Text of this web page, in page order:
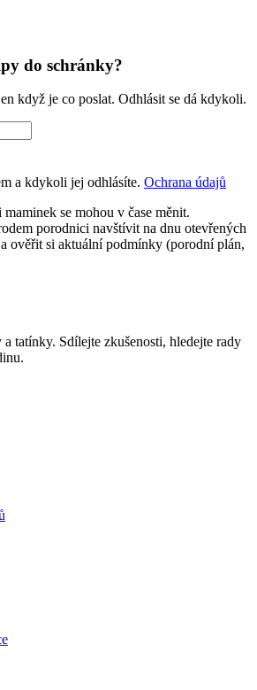
do schránky?
když je co poslat. Odhlásit se dá kdykoli.
a kdykoli jej odhlásíte. Ochrana údajů
se mohou v čase měnit.
porodnici navštívit na dnu otevřených
ověřit si aktuální podmínky (porodní plán,
tatínky. Sdílejte zkušenosti, hledejte rady